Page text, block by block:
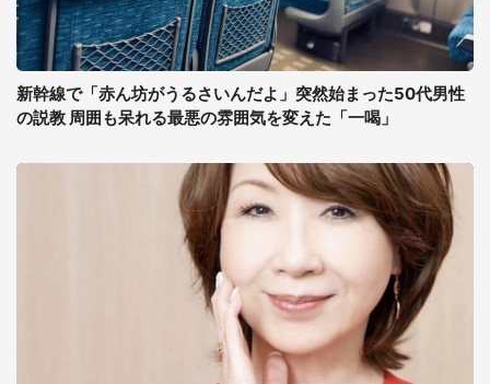
新幹線で「赤ん坊がうるさいんだよ」突然始まった50代男性
の説教 周囲も呆れる最悪の雰囲気を変えた「一喝」